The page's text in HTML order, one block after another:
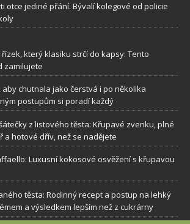
otce jediné přání. Bývalí kolegové od policie
který klasiku strčí do kapsy: Tento
zamilujete
aby chutnala jako čerstvá i po několika
postupům si poradí každý
z listového těsta: Křupavé zvenku, plné
a hotové dřív, než se nadějete
Luxusní kokosové osvěžení s křupavou
těsta: Rodinný recept a postup na lehký
a výsledkem lepším než z cukrárny